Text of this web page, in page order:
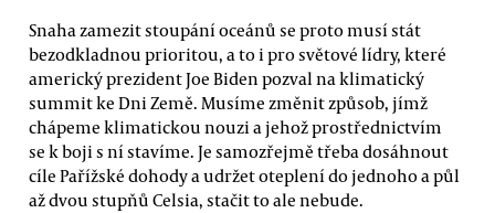
Snaha zamezit stoupání oceánů se proto musí stát
bezodkladnou prioritou, a to i pro světové lídry, které
americký prezident Joe Biden pozval na klimatický
summit ke Dni Země. Musíme změnit způsob, jímž
chápeme klimatickou nouzi a jehož prostřednictvím
se k boji s ní stavíme. Je samozřejmě třeba dosáhnout
cíle Pařížské dohody a udržet oteplení do jednoho a půl
až dvou stupňů Celsia, stačit to ale nebude.